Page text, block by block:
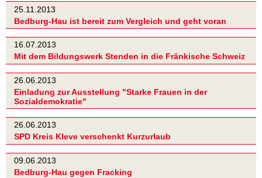
25.11.2013
Bedburg-Hau ist bereit zum Vergleich und geht voran
16.07.2013
Mit dem Bildungswerk Stenden in die Fränkische Schweiz
26.06.2013
Einladung zur Ausstellung "Starke Frauen in der
Sozialdemokratie"
26.06.2013
SPD Kreis Kleve verschenkt Kurzurlaub
09.06.2013
Bedburg-Hau gegen Fracking